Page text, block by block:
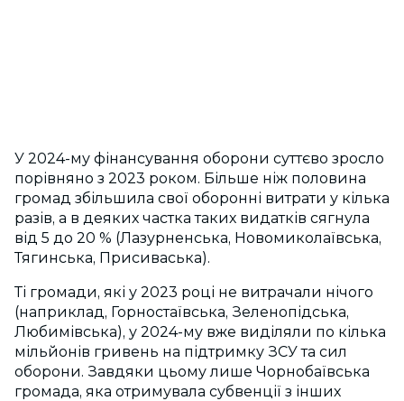
У 2024-му фінансування оборони суттєво зросло
порівняно з 2023 роком. Більше ніж половина
громад збільшила свої оборонні витрати у кілька
разів, а в деяких частка таких видатків сягнула
від 5 до 20 % (Лазурненська, Новомиколаївська,
Тягинська, Присиваська).
Ті громади, які у 2023 році не витрачали нічого
(наприклад, Горностаївська, Зеленопідська,
Любимівська), у 2024-му вже виділяли по кілька
мільйонів гривень на підтримку ЗСУ та сил
оборони. Завдяки цьому лише Чорнобаївська
громада, яка отримувала субвенції з інших